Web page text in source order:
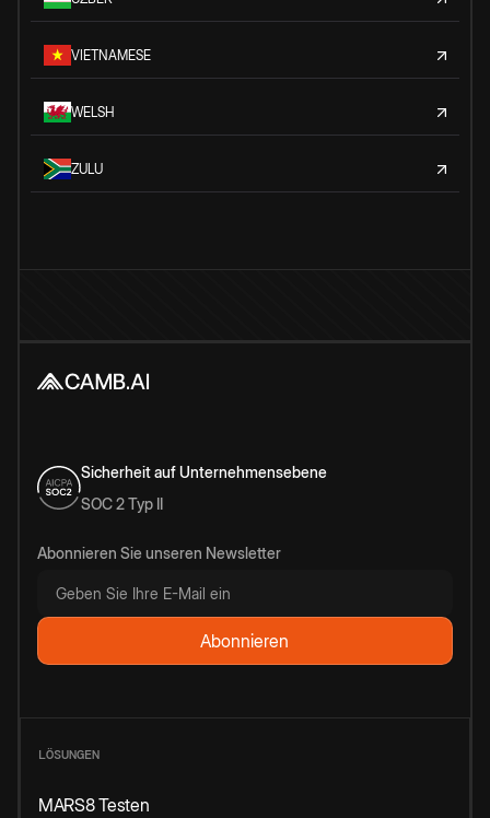
VIETNAMESE
WELSH
ZULU
Sicherheit auf Unternehmensebene
SOC 2 Typ II
Abonnieren Sie unseren Newsletter
LÖSUNGEN
MARS8 Testen